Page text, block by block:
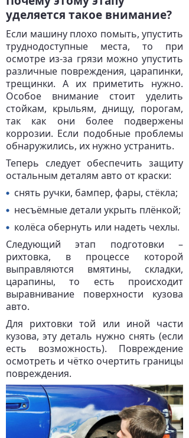
уделяется такое внимание?
Если машину плохо помыть, упустить
труднодоступные места, то при
осмотре из-за грязи можно упустить
различные повреждения, царапинки,
трещинки. А их приметить нужно.
Особое внимание стоит уделить
стойкам, крыльям, днищу, порогам,
так как они более подвержены
коррозии. Если подобные проблемы
обнаружились, их нужно устранить.
Теперь следует обеспечить защиту
остальным деталям авто от краски:
снять ручки, бампер, фары, стёкла;
несъёмные детали укрыть плёнкой;
колёса обернуть или надеть чехлы.
Следующий этап подготовки –
рихтовка, в процессе которой
выправляются вмятины, складки,
царапины, то есть происходит
выравнивание поверхности кузова
авто.
Для рихтовки той или иной части
кузова, эту деталь нужно снять (если
есть возможность). Повреждение
осмотреть и чётко очертить границы
повреждения.